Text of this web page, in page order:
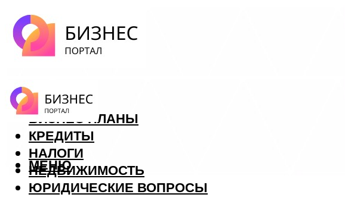
ФОРЕКС
БИЗНЕС ПЛАНЫ
КРЕДИТЫ
НАЛОГИ
НЕДВИЖИМОСТЬ
ЮРИДИЧЕСКИЕ ВОПРОСЫ
МЕНЮ